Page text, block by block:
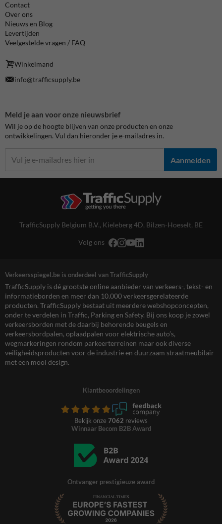
Contact
Over ons
Nieuws en Blog
Levertijden
Veelgestelde vragen / FAQ
Winkelmand
info@trafficsupply.be
Meld je aan voor onze nieuwsbrief
Wil je op de hoogte blijven van onze producten en onze
ontwikkelingen. Vul dan hieronder je e-mailadres in.
Aanmelden
TrafficSupply Belgium B.V., Kieleberg 4D, Bilzen-Hoeselt, BE
Volg ons
Verkeersspiegel.be is onderdeel van TrafficSupply
TrafficSupply is dé grootste online aanbieder van verkeers-, tekst- en
informatieborden en meer dan 10.000 verkeersgerelateerde
producten. TrafficSupply bestaat uit meerdere webshopconcepten,
onder te verdelen in Traffic, Parking en Safety. Bij ons koop je zowel
verkeersborden met de daarbij behorende beugels en
verkeersbordpalen, oplaadpalen voor elektrische auto’s,
wegmarkeringen rondom parkeerterreinen maar ook diverse
veiligheidsproducten voor de industrie en duurzaam straatmeubilair
met een mooi design.
Klantbeoordelingen
Bekijk onze 7062 reviews
Winnaar Becom B2B Award
Ontvanger prestigieuze award